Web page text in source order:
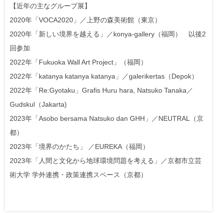
【近年の主なグループ展】
2020年「VOCA2020」／上野の森美術館（東京）
2020年「新しい境界を越える」／konya-gallery（福岡） 以後2
回参加
2022年「Fukuoka Wall Art Project」（福岡）
2022年「katanya katanya katanya」／galerikertas（Depok）
2022年「Re:Gyotaku」Grafis Huru hara, Natsuko Tanaka／
Gudskul（Jakarta)
2023年「Asobo bersama Natsuko dan GHH」／NEUTRAL（京
都）
2023年「境界のかたち」 ／EUREKA（福岡）
2023年「人間と文化から地球環境問題を考える」／京都市立芸
術大学 学外連携・政策連携スペース（京都）